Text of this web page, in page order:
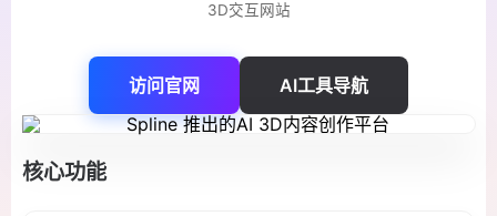
3D交互网站
访问官网 AI工具导航
核心功能